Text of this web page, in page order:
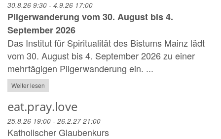
30.8.26 9:30 - 4.9.26 17:00
Pilgerwanderung vom 30. August bis 4.
September 2026
Das Institut für Spiritualität des Bistums Mainz lädt
vom 30. August bis 4. September 2026 zu einer
mehrtägigen Pilgerwanderung ein. ...
Weiter lesen
eat.pray.love
25.8.26 19:00 - 26.2.27 21:00
Katholischer Glaubenkurs